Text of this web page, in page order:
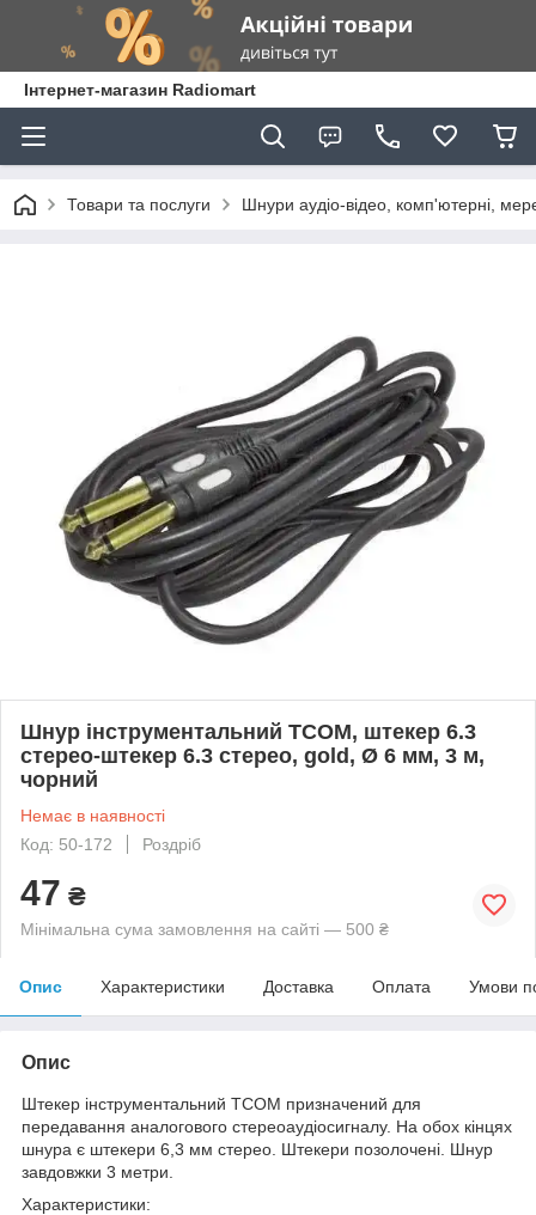
Інтернет-магазин Radiomart
Товари та послуги Шнури аудіо-відео, комп'ютерні,
Шнур інструментальний TCOM, штекер 6.3
стерео-штекер 6.3 стерео, gold, Ø 6 мм, 3 м,
чорний
Немає в наявності
Код: 50-172
Роздріб
47 ₴
Мінімальна сума замовлення на сайті — 500 ₴
Опис Характеристики Доставка Оплата Умови
Опис
Штекер інструментальний TCOM призначений для
передавання аналогового стереоаудіосигналу. На обох кінцях
шнура є штекери 6,3 мм стерео. Штекери позолочені. Шнур
завдовжки 3 метри.
Характеристики: